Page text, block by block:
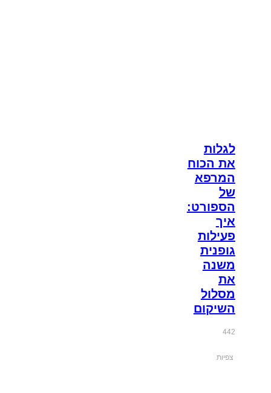
לגלות
את הכוח
המרפא
של
הספורט:
איך
פעילות
גופנית
משנה
את
מסלול
השיקום
442
צפיות